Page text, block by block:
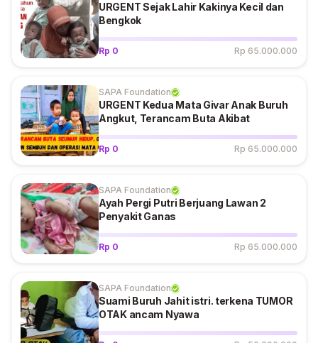
URGENT Sejak Lahir Kakinya Kecil dan
Bengkok
Rp 0 Rp 65.000.000
SAPA Foundation
URGENT Kedua Mata Givar Anak Buruh
Angkut, Terancam Buta Akibat
Rp 0 Rp 65.000.000
SAPA Foundation
Ayah Pergi Putri Berjuang Lawan 2
Penyakit Ganas
Rp 0 Rp 65.000.000
SAPA Foundation
Suami Buruh Jahit istri. terkena TUMOR
OTAK ancam Nyawa